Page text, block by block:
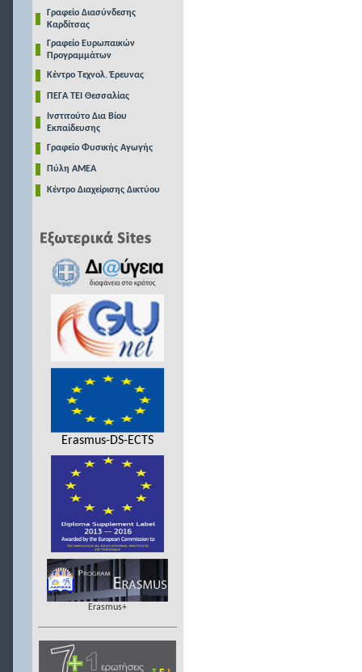
Γραφείο Διασύνδεσης
Καρδίτσας
Γραφείο Ευρωπαικών
Προγραμμάτων
Κέντρο Τεχνολ. Έρευνας
ΠΕΓΑ ΤΕΙ Θεσσαλίας
Ινστιτούτο Δια Βίου
Εκπαίδευσης
Γραφείο Φυσικής Αγωγής
Πύλη ΑΜΕΑ
Κέντρο Διαχείρισης Δικτύου
Erasmus-DS-ECTS
Erasmus+